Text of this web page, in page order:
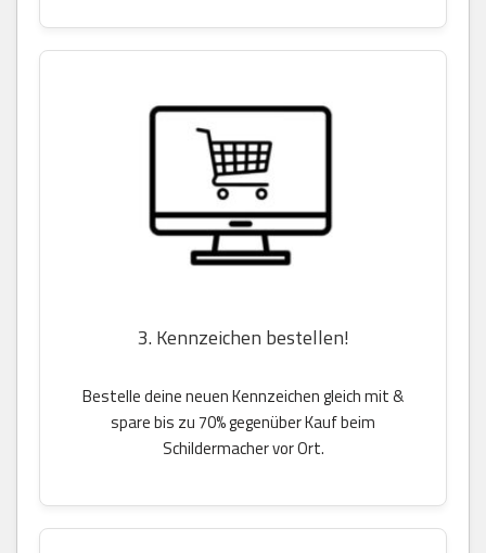
3. Kennzeichen bestellen!
Bestelle deine neuen Kennzeichen gleich mit &
spare bis zu 70% gegenüber Kauf beim
Schildermacher vor Ort.